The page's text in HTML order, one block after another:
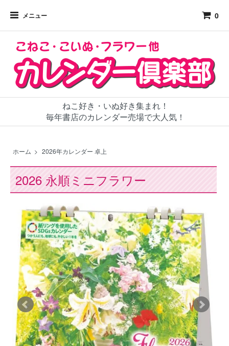
メニュー 0
ねこ好き・いぬ好き集まれ！
毎年書店のカレンダー売場で大人気！
ホーム > 2026年カレンダー 卓上
2026 永順ミニフラワー